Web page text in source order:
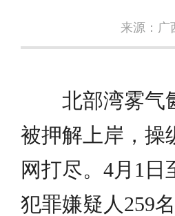
来源：广
北部湾雾气
被押解上岸，操
网打尽。4月1
犯罪嫌疑人259